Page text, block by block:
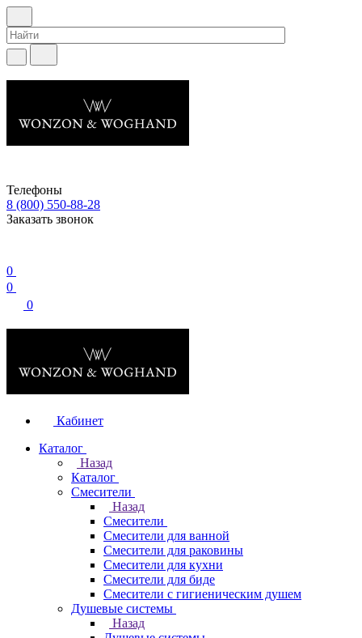
Телефоны
8 (800) 550-88-28
Заказать звонок
0
0
0
Кабинет
Каталог
Назад
Каталог
Смесители
Назад
Смесители
Смесители для ванной
Смесители для раковины
Смесители для кухни
Смесители для биде
Смесители с гигиеническим душем
Душевые системы
Назад